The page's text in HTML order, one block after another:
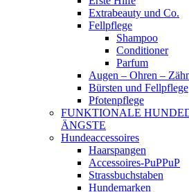
Extrabeauty und Co.
Fellpflege
Shampoo
Conditioner
Parfum
Augen – Ohren –
Bürsten und Fellpflege
Pfotenpflege
FUNKTIONALE
ÄNGSTE
Hundeaccessoires
Haarspangen
Accessoires-PuPPuP
Strassbuchstaben
Hundemarken